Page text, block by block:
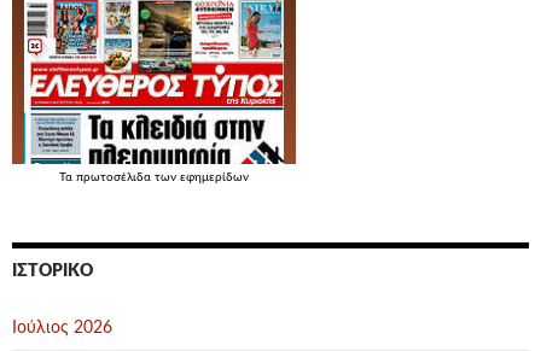
Τα πρωτοσέλιδα των εφημερίδων
ΙΣΤΟΡΙΚΌ
Ιούλιος 2026